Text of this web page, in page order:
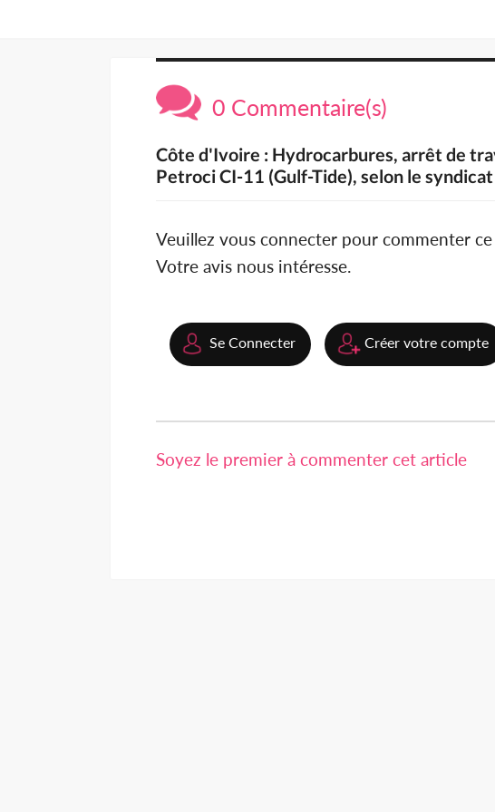
0 Commentaire(s)
Côte d'Ivoire : Hydrocarbures, arrêt de
Petroci CI-11 (Gulf-Tide), selon le syndicat
Veuillez vous connecter pour commenter
Votre avis nous intéresse.
Se Connecter Créer votre compte
Soyez le premier à commenter cet article